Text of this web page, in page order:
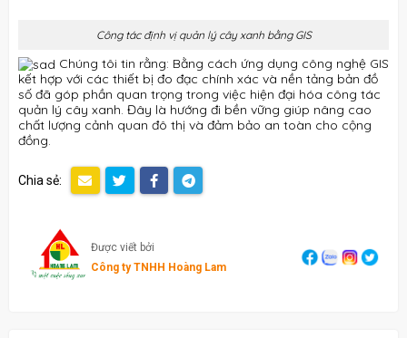
Công tác định vị quản lý cây xanh bằng GIS
Chúng tôi tin rằng: Bằng cách ứng dụng công nghệ GIS
kết hợp với các thiết bị đo đạc chính xác và nền tảng bản đồ
số đã góp phần quan trọng trong việc hiện đại hóa công tác
quản lý cây xanh. Đây là hướng đi bền vững giúp nâng cao
chất lượng cảnh quan đô thị và đảm bảo an toàn cho cộng
đồng.
Chia sẻ:
Được viết bởi
Công ty TNHH Hoàng Lam